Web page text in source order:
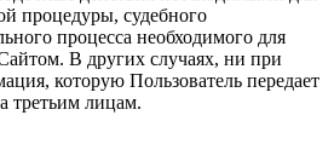
процедуры, судебного
процесса необходимого для
В других случаях, ни при
которую Пользователь передает
третьим лицам.